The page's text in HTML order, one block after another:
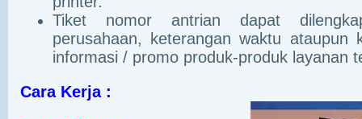
Tiket nomor antrian dapat
perusahaan, keterangan waktu ataupun
informasi / promo produk-produk layanan
Cara Kerja :